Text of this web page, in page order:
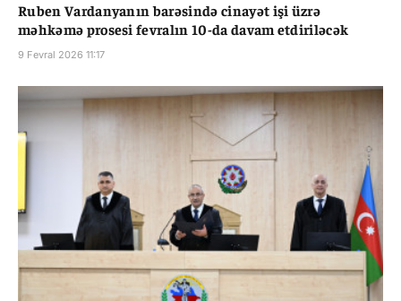
Ruben Vardanyanın barəsində cinayət işi üzrə
məhkəmə prosesi fevralın 10-da davam etdiriləcək
9 Fevral 2026 11:17